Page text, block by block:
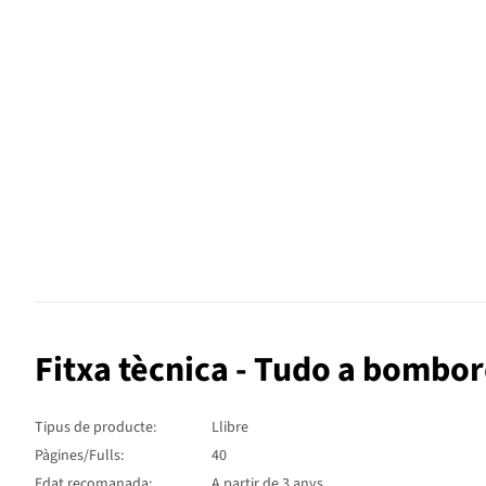
Fitxa tècnica - Tudo a
Tipus de producte:
Llibre
Pàgines/Fulls:
40